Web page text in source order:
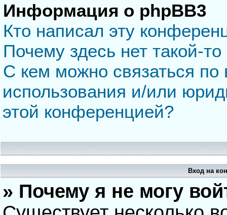
Информация о phpBB3
Кто написал эту
Почему здесь нет такой-
С кем можно связаться по
использования и/или
этой конференцией?
Вход на
» Почему я не могу